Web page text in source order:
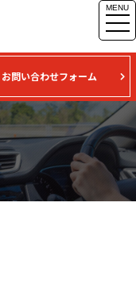
MENU
お問い合わせフォーム